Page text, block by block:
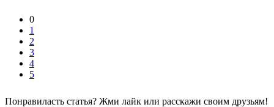
0
1
2
3
4
5
Понравиласть статья? Жми лайк или расскажи своим друзьям!